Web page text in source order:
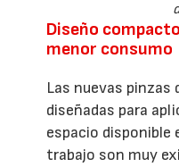
Diseño
menor consumo
Las nuevas pinzas
diseñadas para
espacio disponible
trabajo son muy